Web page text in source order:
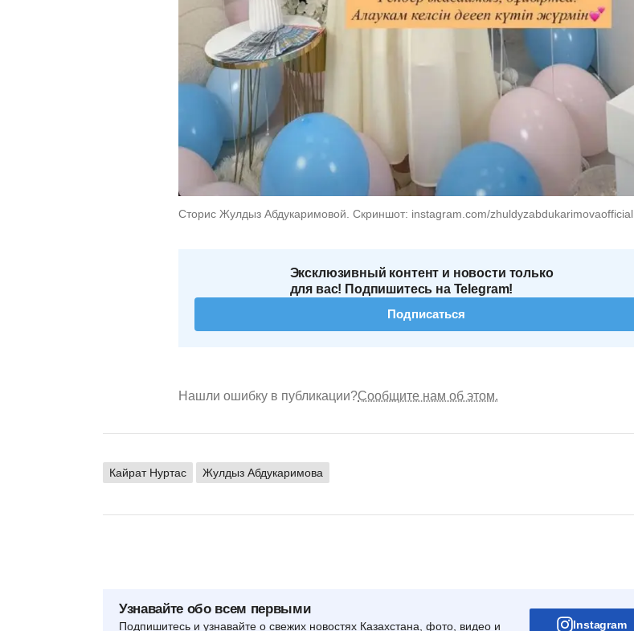
Сторис Жулдыз Абдукаримовой. Скриншот: instagram.com/zhuldyzabdukarimovaofficial
Эксклюзивный контент и новости только
для вас! Подпишитесь на Telegram!
Подписаться
Нашли ошибку в публикации?Сообщите нам об этом.
Кайрат Нуртас Жулдыз Абдукаримова
Узнавайте обо всем первыми
Подпишитесь и узнавайте о свежих новостях Казахстана, фото, видео и Instagram